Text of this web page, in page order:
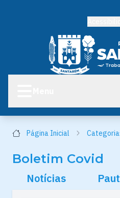
Página Inicial
Boletim Covid
Notícias